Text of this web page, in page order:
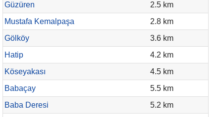
Güzüren
2.5 km
Mustafa Kemalpaşa
2.8 km
Gölköy
3.6 km
Hatip
4.2 km
Köseyakası
4.5 km
Babaçay
5.5 km
Baba Deresi
5.2 km